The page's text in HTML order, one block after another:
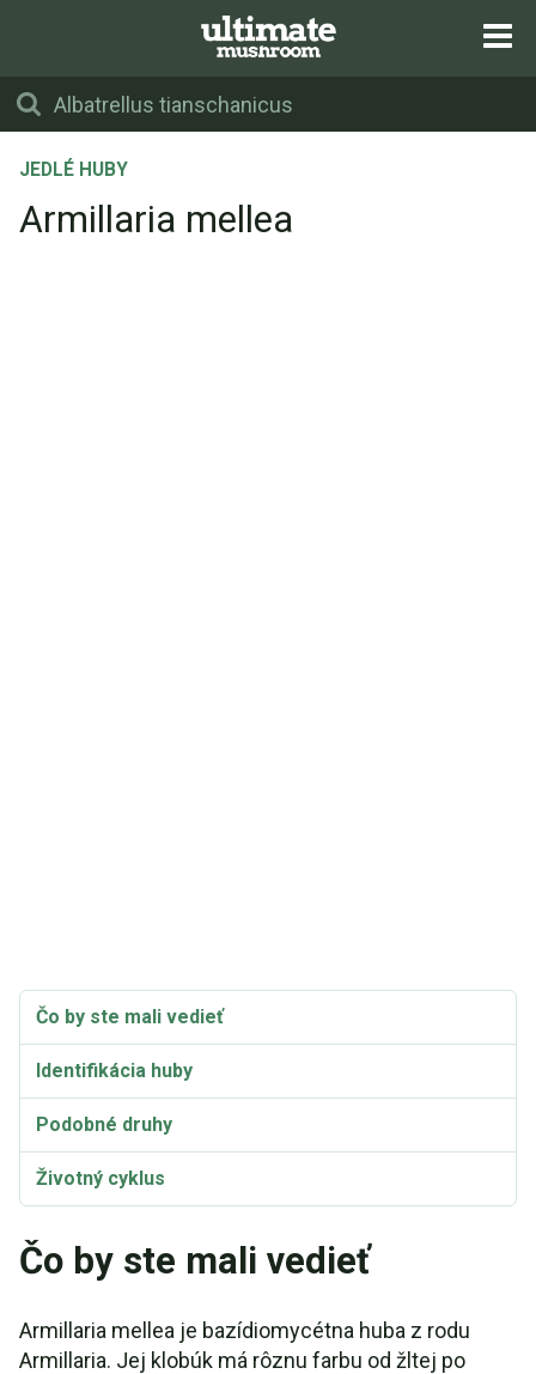
JEDLÉ HUBY
Armillaria mellea
Čo by ste mali vedieť
Identifikácia huby
Podobné druhy
Životný cyklus
Taxonómia a etymológia
Synonymá a odrody
Čo by ste mali vedieť
Armillaria mellea je bazídiomycétna huba z rodu
Armillaria. Jej klobúk má rôznu farbu od žltej po